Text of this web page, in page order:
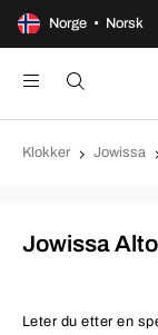
Norge • Norsk
dagers åpent kjøp
Klokker Jowissa
Jowissa Alto
Leter du etter en